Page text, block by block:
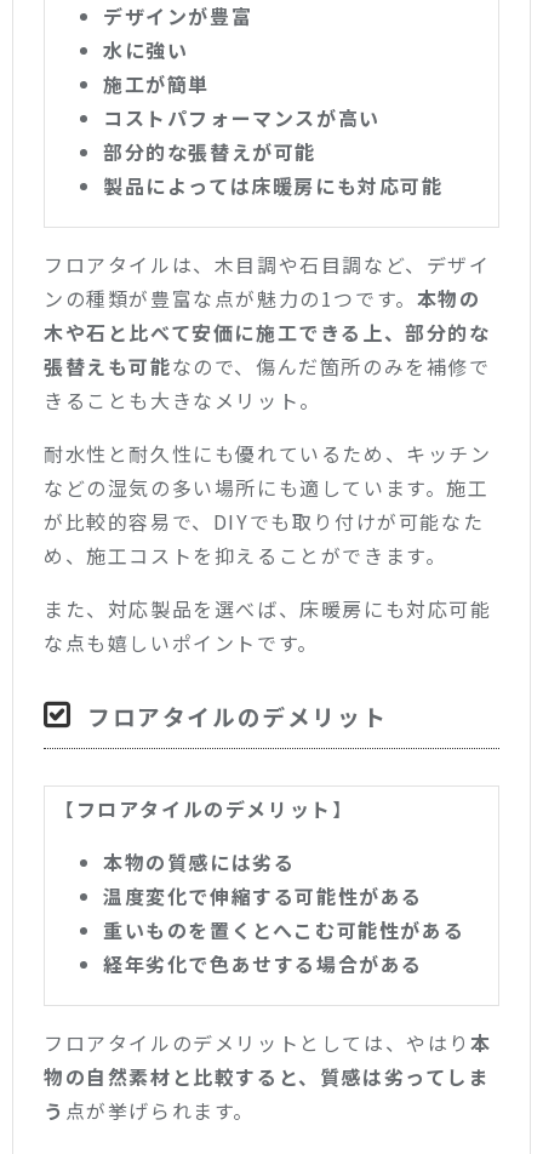
デザインが豊富
水に強い
施工が簡単
コストパフォーマンスが高い
部分的な張替えが可能
製品によっては床暖房にも対応可能
フロアタイルは、木目調や石目調など、デザイ
ンの種類が豊富な点が魅力の1つです。 本物の
木や石と比べて安価に施工できる上、部分的な
張替えも可能なので、傷んだ箇所のみを補修で
きることも大きなメリット。
耐水性と耐久性にも優れているため、キッチン
などの湿気の多い場所にも適しています。施工
が比較的容易で、DIYでも取り付けが可能なた
め、施工コストを抑えることができます。
また、対応製品を選べば、床暖房にも対応可能
な点も嬉しいポイントです。
フロアタイルのデメリット
【 フロアタイルのデメリット 】
本物の質感には劣る
温度変化で伸縮する可能性がある
重いものを置くとへこむ可能性がある
経年劣化で色あせする場合がある
フロアタイルのデメリットとしては、やはり 本
物の自然素材と比較すると、質感は劣ってしま
う 点が挙げられます。